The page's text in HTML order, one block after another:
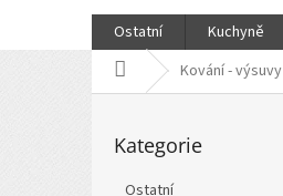
Ostatní Kuchyně
Domů Kování - výsuvy
P
kategorie
Kategorie
Ostatní